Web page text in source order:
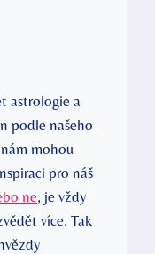
astrologie a
podle našeho
mohou
pro náš
ne, je vždy
více. Tak